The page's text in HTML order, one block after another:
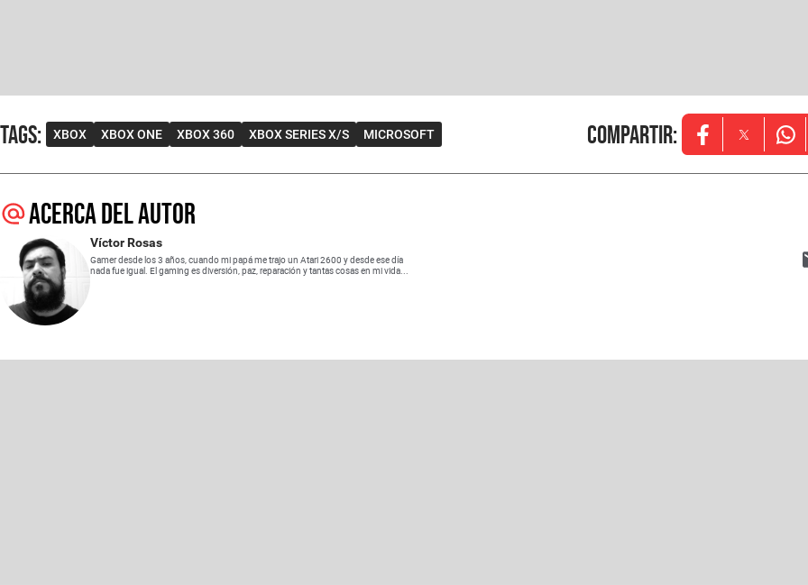
Tags: XBOX XBOX ONE XBOX 360 XBOX SERIES X/S MICROSOFT Compartir: Opens in new
Opens in
Acerca del autor
Víctor Rosas
Gamer desde los 3 años, cuando mi papá me trajo un Atari 2600 y desde ese día
nada fue igual. El gaming es diversión, paz, reparación y tantas cosas en mi vida...